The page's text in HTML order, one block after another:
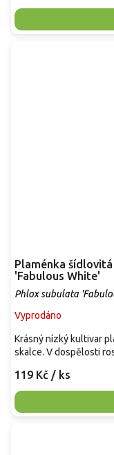
Plaménka šídlovitá
'Fabulous White'
Phlox subulata
Vyprodáno
119 Kč / ks
Krásný nízký kultivar
skalce. V dospělosti